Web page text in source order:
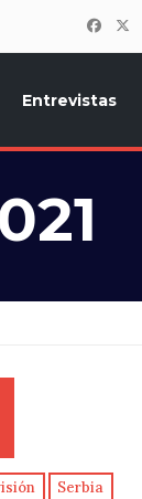
Entrevistas
Serbia